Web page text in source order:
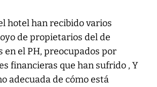
hotel han recibido varios
de propietarios del de
en el PH, preocupados por
financieras que han sufrido , Y
adecuada de cómo está